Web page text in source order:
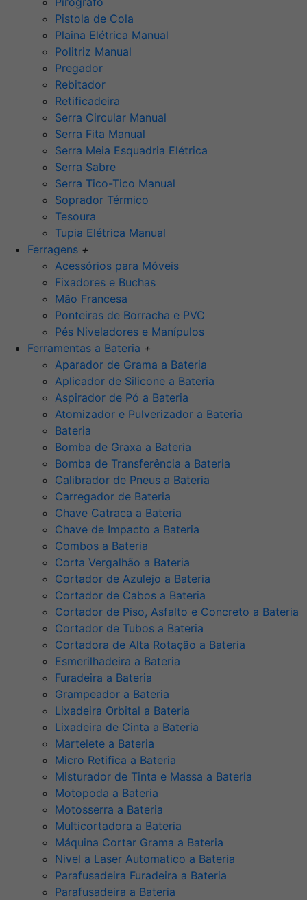
Pistola de Cola
Plaina Elétrica Manual
Politriz Manual
Pregador
Rebitador
Retificadeira
Serra Circular Manual
Serra Fita Manual
Serra Meia Esquadria Elétrica
Serra Sabre
Serra Tico-Tico Manual
Soprador Térmico
Tesoura
Tupia Elétrica Manual
Ferragens +
Acessórios para Móveis
Fixadores e Buchas
Mão Francesa
Ponteiras de Borracha e PVC
Pés Niveladores e Manípulos
Ferramentas a Bateria +
Aparador de Grama a Bateria
Aplicador de Silicone a Bateria
Aspirador de Pó a Bateria
Atomizador e Pulverizador a Bateria
Bateria
Bomba de Graxa a Bateria
Bomba de Transferência a Bateria
Calibrador de Pneus a Bateria
Carregador de Bateria
Chave Catraca a Bateria
Chave de Impacto a Bateria
Combos a Bateria
Corta Vergalhão a Bateria
Cortador de Azulejo a Bateria
Cortador de Cabos a Bateria
Cortador de Piso, Asfalto e Concreto a Bateria
Cortador de Tubos a Bateria
Cortadora de Alta Rotação a Bateria
Esmerilhadeira a Bateria
Furadeira a Bateria
Grampeador a Bateria
Lixadeira Orbital a Bateria
Lixadeira de Cinta a Bateria
Martelete a Bateria
Micro Retifica a Bateria
Misturador de Tinta e Massa a Bateria
Motopoda a Bateria
Motosserra a Bateria
Multicortadora a Bateria
Máquina Cortar Grama a Bateria
Nivel a Laser Automatico a Bateria
Parafusadeira Furadeira a Bateria
Parafusadeira a Bateria